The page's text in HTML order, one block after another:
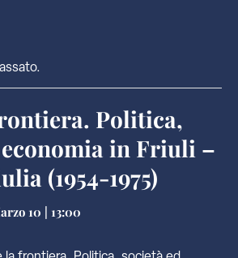
Politica,
in Friuli –
(1954-1975)
10 | 13:00